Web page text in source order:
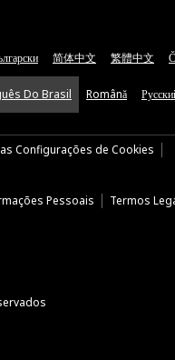
简体中文 繁體中文
Do Brasil Română
Configurações de Cookies
Pessoais Termos